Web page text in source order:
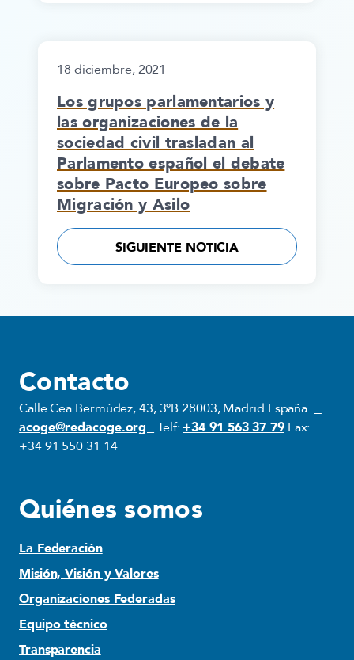
18 diciembre, 2021
Los grupos parlamentarios y
las organizaciones de la
sociedad civil trasladan al
Parlamento español el debate
sobre Pacto Europeo sobre
Migración y Asilo
SIGUIENTE NOTICIA
Contacto
Calle Cea Bermúdez, 43, 3ºB 28003, Madrid España.
acoge@redacoge.org
Telf: +34 91 563 37 79Fax:
+34 91 550 31 14
Quiénes somos
La Federación
Misión, Visión y Valores
Organizaciones Federadas
Equipo técnico
Transparencia